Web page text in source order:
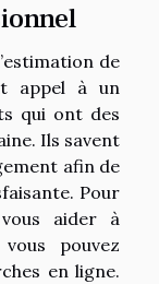
de
appel à un
qui ont des
Ils savent
afin de
Pour
aider à
pouvez
en ligne.